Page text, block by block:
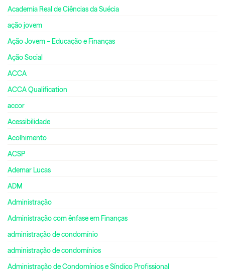
Academia Real de Ciências da Suécia
ação jovem
Ação Jovem – Educação e Finanças
Ação Social
ACCA
ACCA Qualification
accor
Acessibilidade
Acolhimento
ACSP
Ademar Lucas
ADM
Administração
Administração com ênfase em Finanças
administração de condomínio
administração de condomínios
Administração de Condomínios e Síndico Profissional